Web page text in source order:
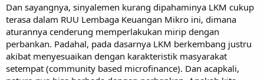
Dan sayangnya, sinyalemen kurang dipahaminya LKM cukup
terasa dalam RUU Lembaga Keuangan Mikro ini, dimana
aturannya cenderung memperlakukan mirip dengan
perbankan. Padahal, pada dasarnya LKM berkembang justru
akibat menyesuaikan dengan karakteristik masyarakat
setempat (community based microfinance). Dan acapkali,